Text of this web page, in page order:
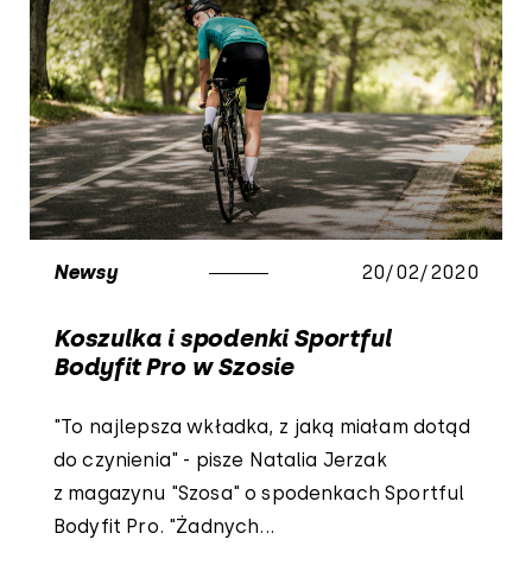
Newsy 20/02/2020
Koszulka i spodenki Sportful
Bodyfit Pro w Szosie
"To najlepsza wkładka, z jaką miałam dotąd
do czynienia" - pisze Natalia Jerzak
z magazynu "Szosa" o spodenkach Sportful
Bodyfit Pro. "Żadnych...